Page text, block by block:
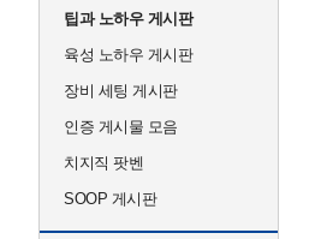
팁과 노하우 게시판
육성 노하우 게시판
장비 세팅 게시판
인증 게시물 모음
치지직 팟벤
SOOP 게시판